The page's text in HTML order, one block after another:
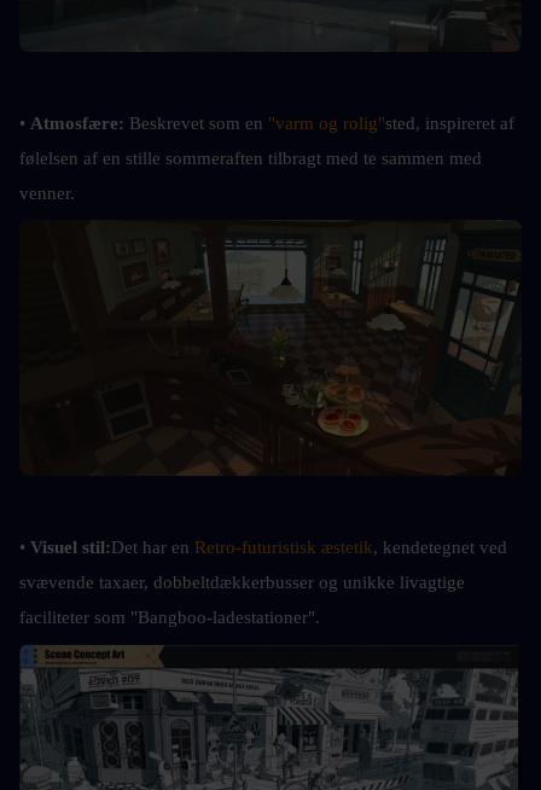
• Atmosfære: Beskrevet som en "varm og rolig"sted, inspireret af
følelsen af en stille sommeraften tilbragt med te sammen med
venner.
• Visuel stil:Det har en Retro-futuristisk æstetik, kendetegnet ved
svævende taxaer, dobbeltdækkerbusser og unikke livagtige
faciliteter som "Bangboo-ladestationer".